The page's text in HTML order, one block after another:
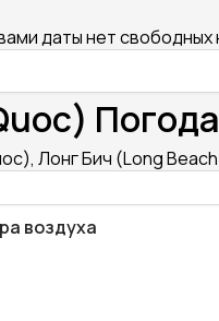
даты нет
Лонг Бич (Long
воздуха